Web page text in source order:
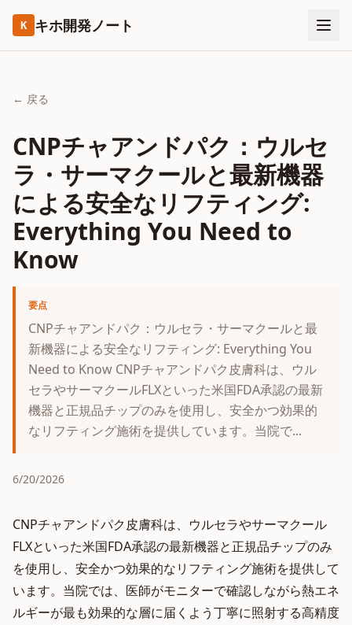
K キホ開発ノート
← 戻る
CNPチャアンドパク：ウルセ
ラ・サーマクールと最新機器
による安全なリフティング:
Everything You Need to
Know
要点
CNPチャアンドパク：ウルセラ・サーマクールと最
新機器による安全なリフティング: Everything You
Need to Know CNPチャアンドパク皮膚科は、ウル
セラやサーマクールFLXといった米国FDA承認の最新
機器と正規品チップのみを使用し、安全かつ効果的
なリフティング施術を提供しています。当院で...
6/20/2026
CNPチャアンドパク皮膚科は、ウルセラやサーマクール
FLXといった米国FDA承認の最新機器と正規品チップのみ
を使用し、安全かつ効果的なリフティング施術を提供して
います。当院では、医師がモニターで確認しながら熱エネ
ルギーが最も効果的な層に届くよう丁寧に照射する高精度